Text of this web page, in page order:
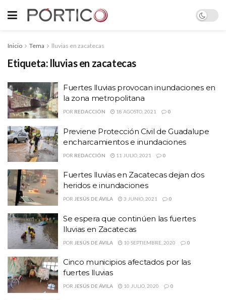
Inicio Tema lluvias en zacatecas
Etiqueta: lluvias en zacatecas
Fuertes lluvias provocan inundaciones en
la zona metropolitana
POR REDACCIÓN 18 AGOSTO, 2021 0
Previene Protección Civil de Guadalupe
encharcamientos e inundaciones
POR REDACCIÓN 11 JULIO, 2021 0
Fuertes lluvias en Zacatecas dejan dos
heridos e inundaciones
POR JESÚS DE ÁVILA 3 JUNIO, 2021 0
Se espera que continúen las fuertes
lluvias en Zacatecas
POR JESÚS DE ÁVILA 10 SEPTIEMBRE, 2020 0
Cinco municipios afectados por las
fuertes lluvias
POR JESÚS DE ÁVILA 10 JULIO, 2020 0